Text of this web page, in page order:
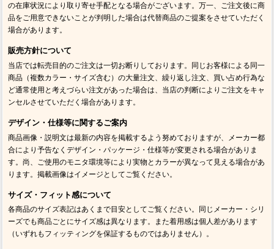
の在庫状況により取り寄せ手配となる場合がございます。万一、ご注文後に商
品をご用意できないことが判明した場合は代替商品のご提案をさせていただく
場合があります。
販売方針について
当店では転売目的のご注文は一切お断りしております。同じお客様による同一
商品（複数カラー・サイズ含む）の大量注文、繰り返し注文、買い占め行為な
ど通常使用と考えづらい注文があった場合は、当店の判断によりご注文をキャ
ンセルさせていただく場合があります。
デザイン・仕様等に関するご案内
商品画像・説明文は最新の内容を掲載するよう努めておりますが、メーカー都
合により予告なくデザイン・パッケージ・仕様等が変更される場合がありま
す。尚、ご使用のモニタ環境等により実物とカラーが異なって見える場合があ
ります。掲載画像はイメージとしてご覧ください。
サイズ・フィット感について
各商品のサイズ表記はあくまで目安としてご覧ください。同じメーカー・シリ
ーズでも商品ごとにサイズ感は異なります。また着用感は個人差があります
（いずれもフィッティングを保証するものではありません）。